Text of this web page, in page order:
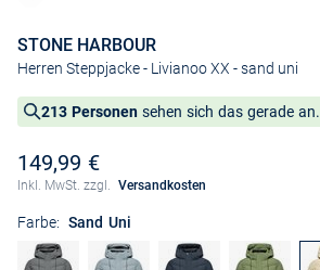
STONE HARBOUR
Herren Steppjacke - Livianoo XX - sand uni
213 Personen sehen sich das gerade an.
149,99 €
Inkl. MwSt. zzgl. Versandkosten
Farbe: Sand Uni